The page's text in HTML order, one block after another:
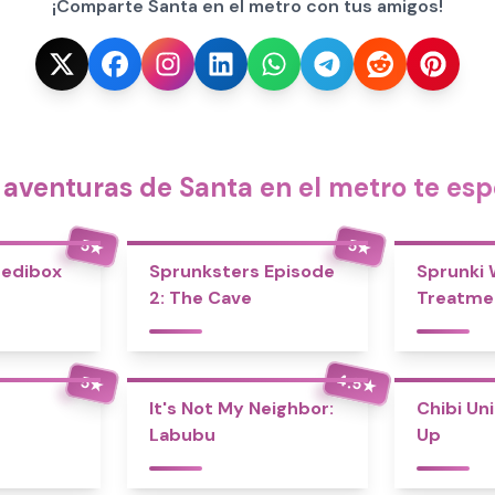
¡Comparte Santa en el metro con tus amigos!
aventuras de Santa en el metro te
5★ 5★
Sprunksters Episode
2: The Cave
Sprunki
5★ 4.5★
It's Not My Neighbor:
Labubu
Chibi
Up